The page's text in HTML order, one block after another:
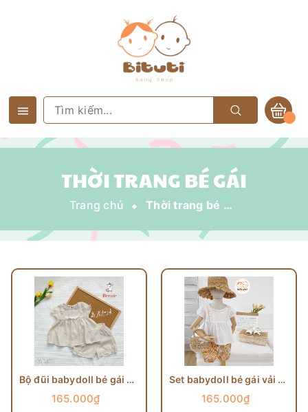
THỜI TRANG BÉ GÁI
Trang chủ Thời trang bé gái
Bộ đũi babydoll bé gái Bernie
165.000₫
Set babydoll bé gái vải thô mềm quần hoa
165.000₫